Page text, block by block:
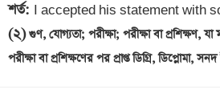
শর্ত:
(২) গুণ, যোগ্যতা; পরীক্ষা; পরীক্ষা বা প্রশিক্ষণ,
পরীক্ষা বা প্রশিক্ষণের পর প্রাপ্ত ডিগ্রি, ডিপ্লোমা,